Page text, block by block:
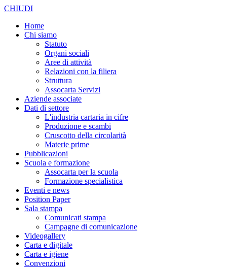
CHIUDI
Home
Chi siamo
Statuto
Organi sociali
Aree di attività
Relazioni con la filiera
Struttura
Assocarta Servizi
Aziende associate
Dati di settore
L'industria cartaria in cifre
Produzione e scambi
Cruscotto della circolarità
Materie prime
Pubblicazioni
Scuola e formazione
Assocarta per la scuola
Formazione specialistica
Eventi e news
Position Paper
Sala stampa
Comunicati stampa
Campagne di comunicazione
Videogallery
Carta e digitale
Carta e igiene
Convenzioni